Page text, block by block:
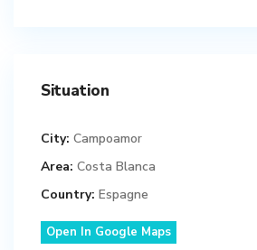
Situation
City: Campoamor
Area: Costa Blanca
Country: Espagne
Open In Google Maps